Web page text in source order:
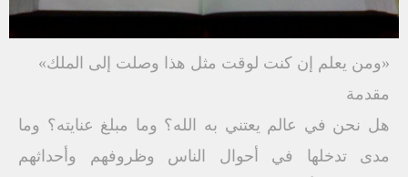
«ومن يعلم إن كنت لوقت مثل هذا وصلت إلى الملك»
مقدمة
هل نحن في عالم يعتني به الله؟ وما مبلغ عنايته؟ وما
مدى تدخلها في أحوال الناس وظروفهم وأحداثهم